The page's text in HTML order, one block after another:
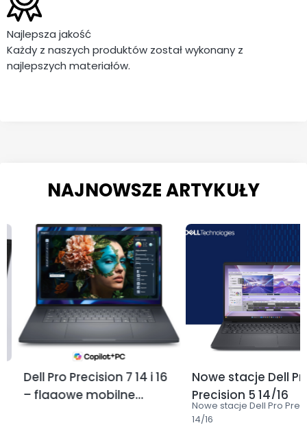
Najlepsza jakość
Każdy z naszych produktów został wykonany z
najlepszych materiałów.
NAJNOWSZE ARTYKUŁY
Dell Pro Precision 7 14 i 16
– flagowe mobilne
Nowe stacje Dell
Precision 5 14/16
Nowe stacje Dell Pro
14/16